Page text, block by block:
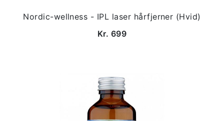
Nordic-wellness - IPL laser hårfjerner (Hvid)
Kr. 699